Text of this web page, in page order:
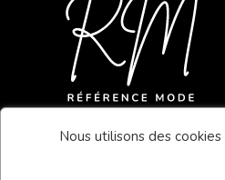
Nous utilisons des